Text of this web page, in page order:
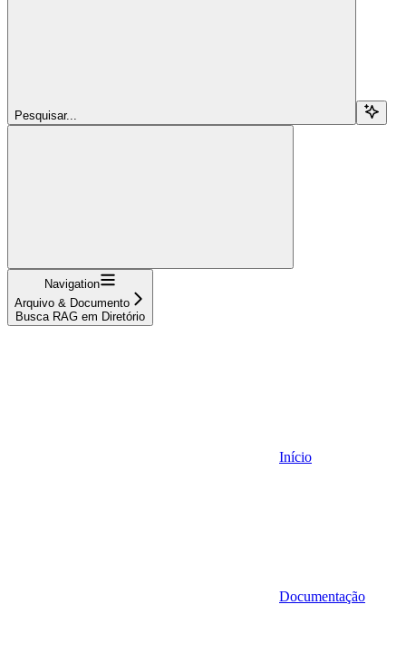
Pesquisar...
Navigation
Arquivo & Documento
Busca RAG em Diretório
Início
Documentação